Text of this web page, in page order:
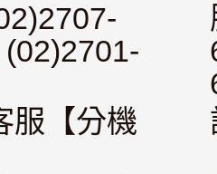
服【分機